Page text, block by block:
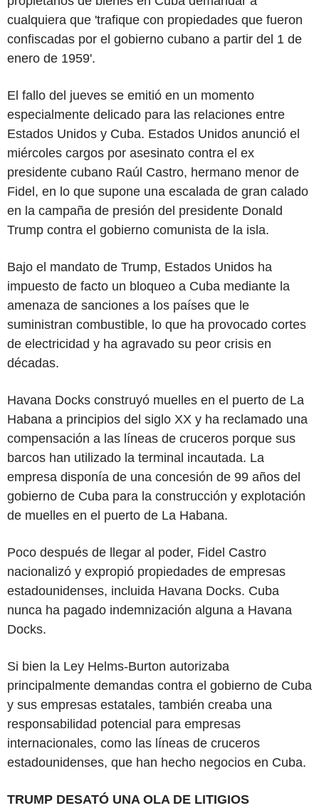
cualquiera que 'trafique con propiedades que fueron
confiscadas por el gobierno cubano a partir del 1 de
enero de 1959'.
El fallo del jueves se emitió en un momento
especialmente delicado para las relaciones entre
Estados Unidos y Cuba. Estados Unidos anunció el
miércoles cargos por asesinato contra el ex
presidente cubano Raúl Castro, hermano menor de
Fidel, en lo que supone una escalada de gran calado
en la campaña de presión del presidente Donald
Trump contra el gobierno comunista de la isla.
Bajo el mandato de Trump, Estados Unidos ha
impuesto de facto un bloqueo a Cuba mediante la
amenaza de sanciones a los países que le
suministran combustible, lo que ha provocado cortes
de electricidad y ha agravado su peor crisis en
décadas.
Havana Docks construyó muelles en el puerto de La
Habana a principios del siglo XX y ha reclamado una
compensación a las líneas de cruceros porque sus
barcos han utilizado la terminal incautada. La
empresa disponía de una concesión de 99 años del
gobierno de Cuba para la construcción y explotación
de muelles en el puerto de La Habana.
Poco después de llegar al poder, Fidel Castro
nacionalizó y expropió propiedades de empresas
estadounidenses, incluida Havana Docks. Cuba
nunca ha pagado indemnización alguna a Havana
Docks.
Si bien la Ley Helms-Burton autorizaba
principalmente demandas contra el gobierno de Cuba
y sus empresas estatales, también creaba una
responsabilidad potencial para empresas
internacionales, como las líneas de cruceros
estadounidenses, que han hecho negocios en Cuba.
TRUMP DESATÓ UNA OLA DE LITIGIOS